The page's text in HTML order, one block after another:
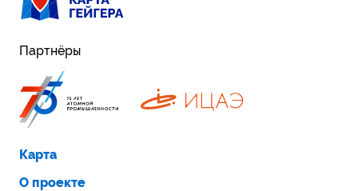
Карта
О проекте
Партнёры